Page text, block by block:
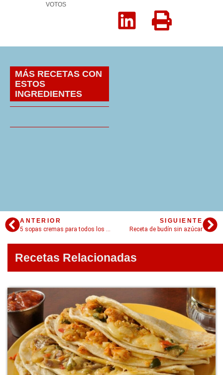
VOTOS
MÁS RECETAS CON
ESTOS
INGREDIENTES
ANTERIOR
5 sopas cremas para todos los días!
SIGUIENTE
Receta de budín sin azúcar
Recetas Relacionadas